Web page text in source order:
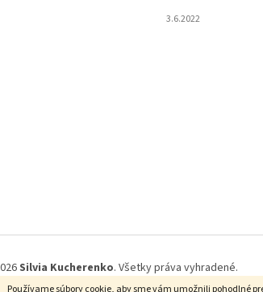
3.6.2022
Silvia Kucherenko. Všetky práva vyhradené.